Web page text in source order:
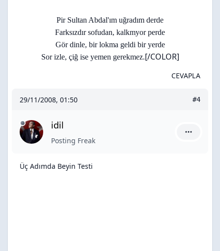
Pir Sultan Abdal'ım uğradım derde
Farksızdır sofudan, kalkmyor perde
Gör dinle, bir lokma geldi bir yerde
Sor izle, çiğ ise yemen gerekmez.[/COLOR]
CEVAPLA
29/11/2008, 01:50 #4
idil
Posting Freak
Üç Adımda Beyin Testi